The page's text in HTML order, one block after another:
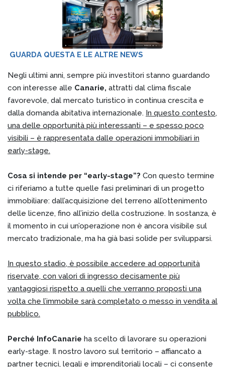
GUARDA QUESTA E LE ALTRE NEWS
Negli ultimi anni, sempre più investitori stanno guardando
con interesse alle Canarie, attratti dal clima fiscale
favorevole, dal mercato turistico in continua crescita e
dalla domanda abitativa internazionale. In questo contesto,
una delle opportunità più interessanti – e spesso poco
visibili – è rappresentata dalle operazioni immobiliari in
early-stage.
Cosa si intende per “early-stage”? Con questo termine
ci riferiamo a tutte quelle fasi preliminari di un progetto
immobiliare: dall’acquisizione del terreno all’ottenimento
delle licenze, fino all’inizio della costruzione. In sostanza, è
il momento in cui un’operazione non è ancora visibile sul
mercato tradizionale, ma ha già basi solide per svilupparsi.
In questo stadio, è possibile accedere ad opportunità
riservate, con valori di ingresso decisamente più
vantaggiosi rispetto a quelli che verranno proposti una
volta che l’immobile sarà completato o messo in vendita al
pubblico.
Perché InfoCanarie ha scelto di lavorare su operazioni
early-stage. Il nostro lavoro sul territorio – affiancato a
partner tecnici, legali e imprenditoriali locali – ci consente